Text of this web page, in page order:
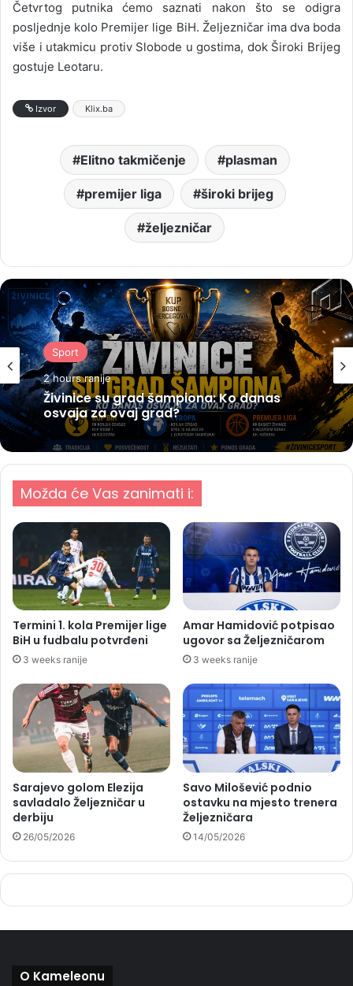
Četvrtog putnika ćemo saznati nakon što se odigra
posljednje kolo Premijer lige BiH. Željezničar ima dva boda
više i utakmicu protiv Slobode u gostima, dok Široki Brijeg
gostuje Leotaru.
Izvor Klix.ba
Elitno takmičenje plasman
premijer liga široki brijeg
željezničar
Sport
2 hours ranije
Živinice su grad šampiona: Ko danas
osvaja za ovaj grad?
Možda će Vas zanimati i:
Termini 1. kola Premijer lige
BiH u fudbalu potvrđeni
3 weeks ranije
Amar Hamidović potpisao
ugovor sa Željezničarom
3 weeks ranije
Sarajevo golom Elezija
savladalo Željezničar u
derbiju
26/05/2026
Savo Milošević podnio
ostavku na mjesto trenera
Željezničara
14/05/2026
O Kameleonu